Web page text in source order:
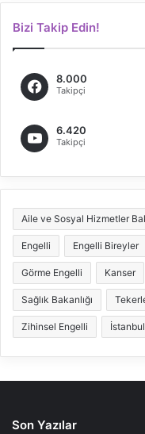
Bizi Takip Edin!
8.000
Takipçi
6.420
Takipçi
Aile ve Sosyal Hizmetler
Engelli Engelli Bireyler
Görme Engelli Kanser
Sağlık Bakanlığı
Zihinsel Engelli İstanbul
Son Yazılar